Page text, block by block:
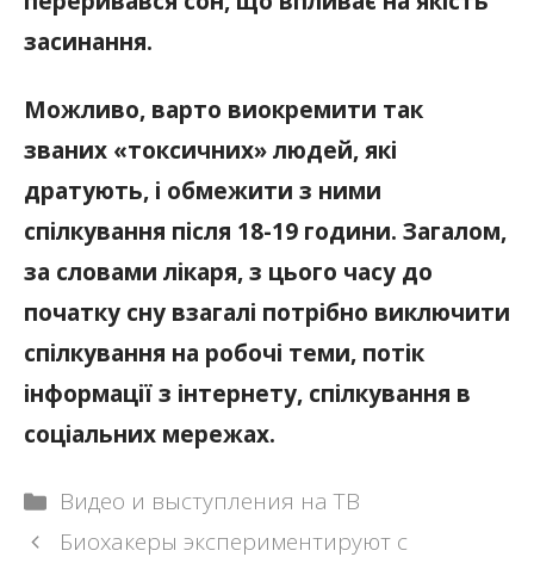
засинання.
Можливо, варто виокремити так
званих «токсичних» людей, які
дратують, і обмежити з ними
спілкування після 18-19 години. Загалом,
за словами лікаря, з цього часу до
початку сну взагалі потрібно виключити
спілкування на робочі теми, потік
інформації з інтернету, спілкування в
соціальних мережах.
Рубрики
Видео и выступления на ТВ
Навигация
Биохакеры экспериментируют с